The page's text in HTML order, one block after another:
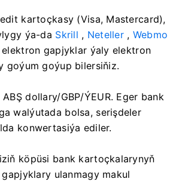
kartoçkasy (Visa, Mastercard),
ýa-da Skrill , Neteller , Webmo
gapjyklar ýaly elektron
goýum goýup bilersiňiz.
dollary/GBP/ÝEUR. Eger bank
walýutada bolsa, serişdeler
konwertasiýa ediler.
köpüsi bank kartoçkalarynyň
ulanmagy makul